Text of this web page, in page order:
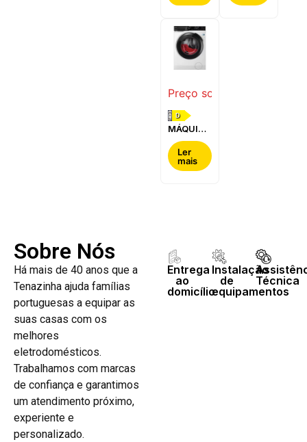
Preço sob consulta
D
MÁQUINA
DE LAVAR
E SECAR
ROUPA
AEG -
Ler
mais
Sobre Nós
Há mais de 40 anos que a
Tenazinha ajuda famílias
portuguesas a equipar as
suas casas com os
melhores
eletrodomésticos.
Trabalhamos com marcas
de confiança e garantimos
um atendimento próximo,
experiente e
personalizado.
Entrega
ao
domicílio
Instalação
de
equipamentos
Técnica